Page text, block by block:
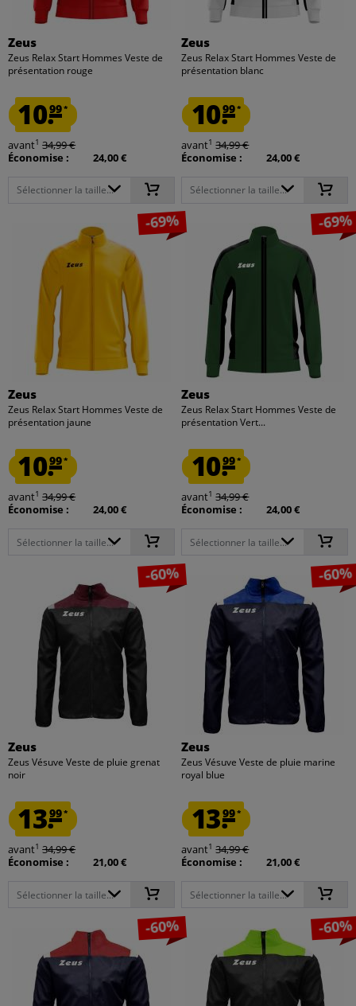
Zeus
Zeus Relax Start Hommes Veste de
présentation rouge
10.99*
avant1 34,99 €
Économise :
24,00 €
Sélectionner la taille...
Zeus
Zeus Relax Start Hommes Veste de
présentation blanc
10.99*
avant1 34,99 €
Économise :
24,00 €
Sélectionner la taille...
-69%
Zeus
Zeus Relax Start Hommes Veste de
présentation jaune
10.99*
avant1 34,99 €
Économise :
24,00 €
Sélectionner la taille...
-69%
Zeus
Zeus Relax Start Hommes Veste de
présentation Vert...
10.99*
avant1 34,99 €
Économise :
24,00 €
Sélectionner la taille...
-60%
Zeus
Zeus Vésuve Veste de pluie grenat
noir
13.99*
avant1 34,99 €
Économise :
21,00 €
Sélectionner la taille...
-60%
Zeus
Zeus Vésuve Veste de pluie marine
royal blue
13.99*
avant1 34,99 €
Économise :
21,00 €
Sélectionner la taille...
-60% -60%